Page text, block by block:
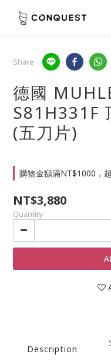
Share
德國
S81H331F
(五刀片)
購物金額滿NT$1000，
NT$3,880
Quantity
Description